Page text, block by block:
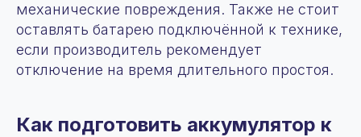
механические повреждения. Также не стоит
оставлять батарею подключённой к технике,
если производитель рекомендует
отключение на время длительного простоя.
Как подготовить аккумулятор к